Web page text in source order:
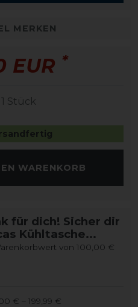
MERKEN
EUR *
1 Stück
WARENKORB
für dich! Sicher dir
Kühltasche...
von 100,00 €
€ – 199,99 €